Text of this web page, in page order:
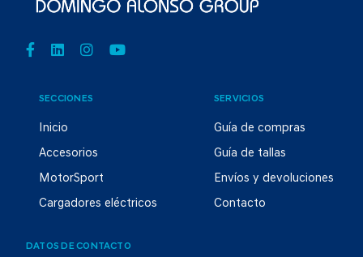
SECCIONES
Inicio
Accesorios
MotorSport
Cargadores eléctricos
SERVICIOS
Guía de compras
Guía de tallas
Envíos y devoluciones
Contacto
DATOS DE CONTACTO